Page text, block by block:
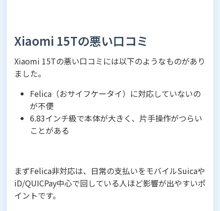
Xiaomi 15Tの悪い口コミ
Xiaomi 15Tの悪い口コミには以下のようなものがあり
ました。
Felica（おサイフケータイ）に対応していないの
が不便
6.83インチ級で本体が大きく、片手操作がつらい
ことがある
まずFelica非対応は、日常の支払いをモバイルSuicaや
iD/QUICPay中心で回している人ほど影響が出やすいポ
イントです。